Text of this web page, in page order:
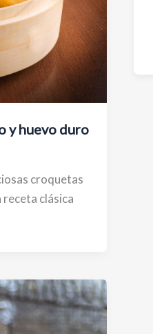
y huevo duro
croquetas
receta clásica